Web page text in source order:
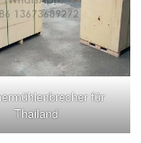
für
Thailand